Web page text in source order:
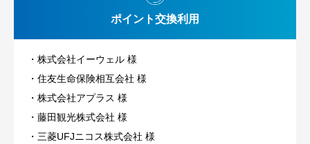
ポイント交換利用
株式会社イーウェル 様
住友生命保険相互会社 様
株式会社アプラス 様
藤田観光株式会社 様
三菱UFJニコス株式会社 様